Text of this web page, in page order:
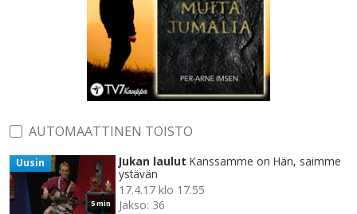
AUTOMAATTINEN TOISTO
5 min
Uusin Jukan laulut Kanssamme on Hän, saimme
ystävän
17.4.17 klo 17.55
Jakso: 36